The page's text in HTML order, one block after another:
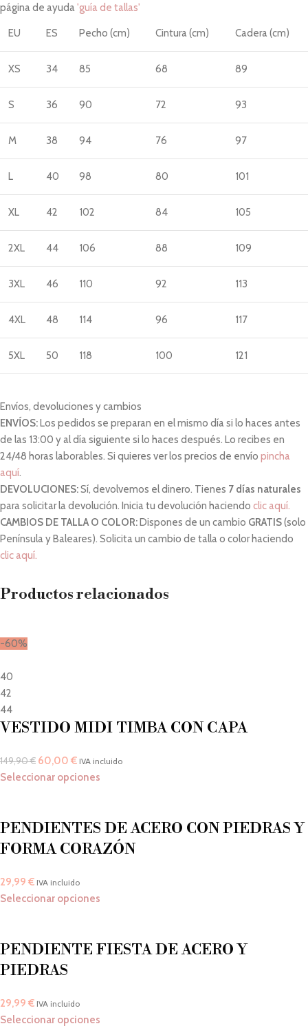
página de ayuda'guía de tallas'
EU ES Pecho (cm) Cintura (cm) Cadera (cm)
XS 34 85 68 89
S 36 90 72 93
M 38 94 76 97
L 40 98 80 101
XL 42 102 84 105
2XL 44 106 88 109
3XL 46 110 92 113
4XL 48 114 96 117
5XL 50 118 100 121
Envíos, devoluciones y cambios
ENVÍOS:Los pedidos se preparan en el mismo día si lo haces antes
de las 13:00 y al día siguiente si lo haces después. Lo recibes en
24/48 horas laborables. Si quieres ver los precios de envío pincha
aquí.
DEVOLUCIONES:Sí, devolvemos el dinero. Tienes 7 días naturales
para solicitar la devolución. Inicia tu devolución haciendo clic aquí.
CAMBIOS DE TALLA O COLOR:Dispones de un cambio GRATIS(solo
Península y Baleares). Solicita un cambio de talla o color haciendo
clic aquí.
Productos relacionados
-60%
40
42
44
VESTIDO MIDI TIMBA CON CAPA
149,90€ 60,00 € IVA incluido
Seleccionar opciones
PENDIENTES DE ACERO CON PIEDRAS Y
FORMA CORAZÓN
29,99 € IVA incluido
Seleccionar opciones
PENDIENTE FIESTA DE ACERO Y
PIEDRAS
29,99 € IVA incluido
Seleccionar opciones